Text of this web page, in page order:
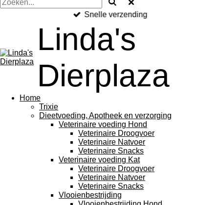
Snelle verzending
Linda's
Dierplaza
Home
Trixie
Dieetvoeding, Apotheek en verzorging
Veterinaire voeding Hond
Veterinaire Droogvoer
Veterinaire Natvoer
Veterinaire Snacks
Veterinaire voeding Kat
Veterinaire Droogvoer
Veterinaire Natvoer
Veterinaire Snacks
Vlooienbestrijding